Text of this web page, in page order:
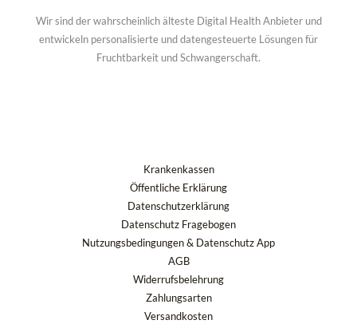
Wir sind der wahrscheinlich älteste Digital Health Anbieter und
entwickeln personalisierte und datengesteuerte Lösungen für
Fruchtbarkeit und Schwangerschaft.
Krankenkassen
Öffentliche Erklärung
Datenschutzerklärung
Datenschutz Fragebogen
Nutzungsbedingungen & Datenschutz App
AGB
Widerrufsbelehrung
Zahlungsarten
Versandkosten